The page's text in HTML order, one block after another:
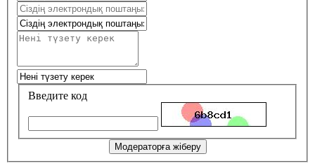
Введите код
Модераторға жіберу